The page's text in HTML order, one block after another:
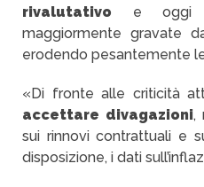
rivalutativo e oggi
maggiormente gravate
erodendo pesantemente
«Di fronte alle criticità
accettare divagazioni,
sui rinnovi contrattuali e
disposizione, i dati